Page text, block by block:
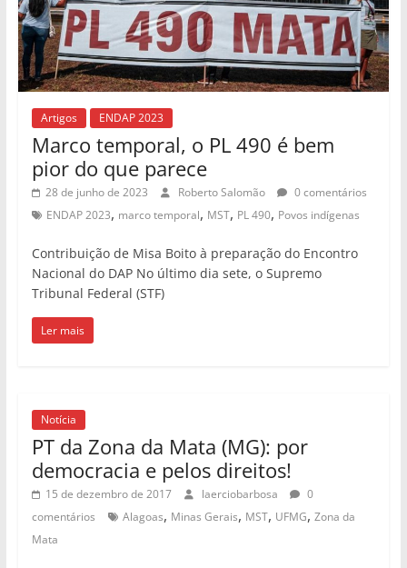
Artigos ENDAP 2023
Marco temporal, o PL 490 é bem
pior do que parece
28 de junho de 2023 Roberto Salomão
0 comentários
ENDAP 2023, marco temporal, MST, PL 490, Povos indígenas
Contribuição de Misa Boito à preparação do Encontro
Nacional do DAP No último dia sete, o Supremo
Tribunal Federal (STF)
Ler mais
Notícia
PT da Zona da Mata (MG): por
democracia e pelos direitos!
15 de dezembro de 2017 laerciobarbosa
0
comentários
Alagoas, Minas Gerais, MST, UFMG, Zona da
Mata